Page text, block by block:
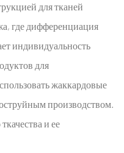
для тканей
где дифференциация
индивидуальность
для
жаккардовые
производством.
и ее